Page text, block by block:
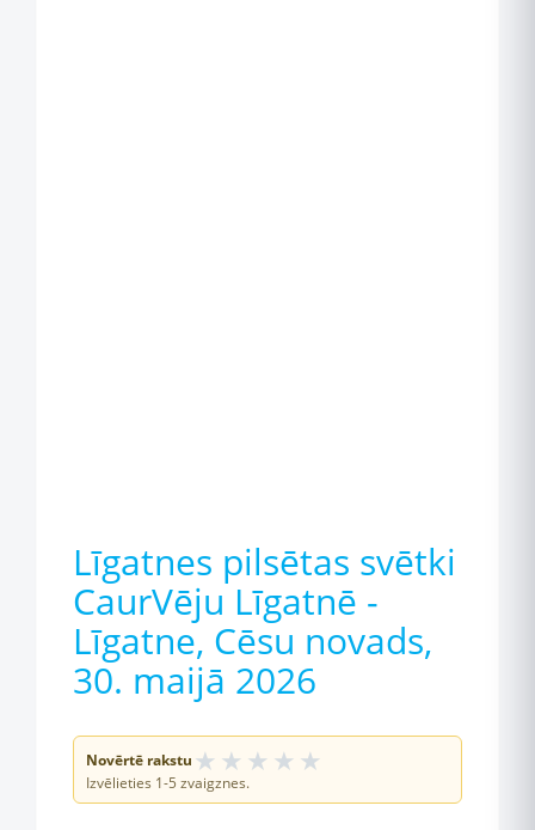
Līgatnes pilsētas svētki
CaurVēju Līgatnē -
Līgatne, Cēsu novads,
30. maijā 2026
Novērtē rakstu ★ ★ ★ ★ ★
Izvēlieties 1-5 zvaigznes.